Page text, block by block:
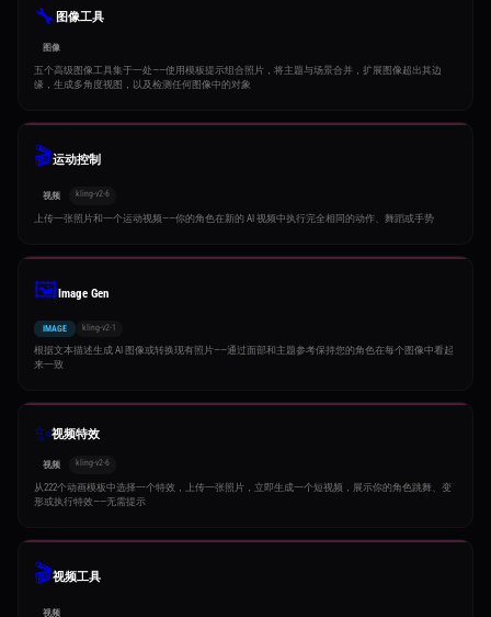
🔧 图像工具
图像
五个高级图像工具集于一处——使用模板提示组合照片，将主题与场景合并，扩展图像超出其边
缘，生成多角度视图，以及检测任何图像中的对象
🎬运动控制
视频 kling-v2-6
上传一张照片和一个运动视频——你的角色在新的 AI 视频中执行完全相同的动作、舞蹈或手势
🖼️Image Gen
IMAGE kling-v2-1
根据文本描述生成 AI 图像或转换现有照片——通过面部和主题参考保持您的角色在每个图像中看起
来一致
✨视频特效
视频 kling-v2-6
从222个动画模板中选择一个特效，上传一张照片，立即生成一个短视频，展示你的角色跳舞、变
形或执行特效——无需提示
🎬视频工具
视频